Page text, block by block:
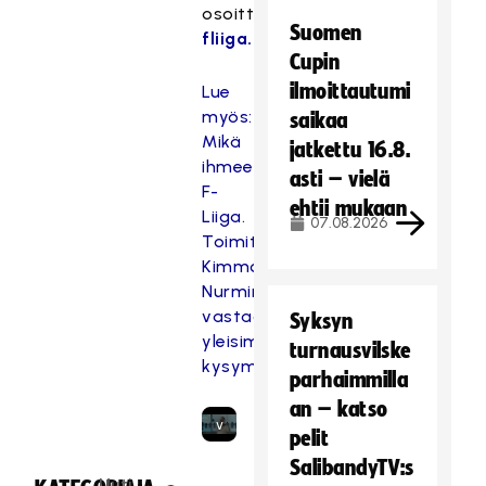
osoitteessa
fliiga.com.
Lue
myös:
Mikä
ihmeen
F-
Liiga.
Toimitusjohtaja
Kimmo
Nurminen
vastaa
yleisimpiin
kysymyksiin
n
e
t
e
t
t
y
,
k
o
s
k
a
s
v
Suomen
Cupin
ilmoittautumi
saikaa
jatkettu 16.8.
asti – vielä
ehtii mukaan
07.08.2026
Syksyn
turnausvilske
parhaimmilla
an – katso
pelit
SalibandyTV:s